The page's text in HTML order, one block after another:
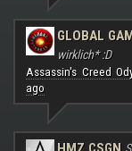
GLOBAL
wirklich* :D
Assassin's Creed
ago